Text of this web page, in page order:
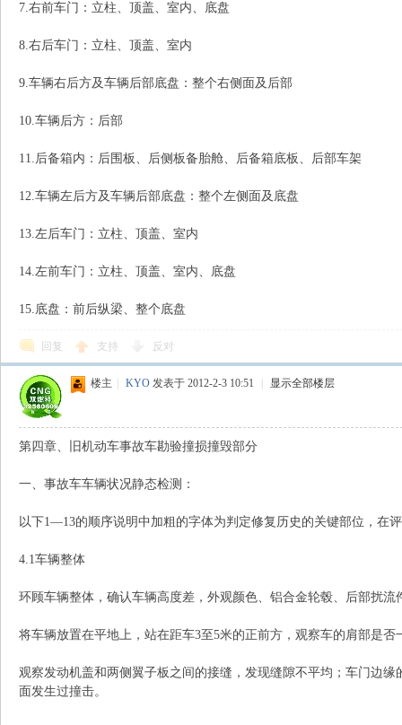
7.右前车门：立柱、顶盖、室内、底盘
8.右后车门：立柱、顶盖、室内
9.车辆右后方及车辆后部底盘：整个右侧面及后部
10.车辆后方：后部
11.后备箱内：后围板、后侧板备胎舱、后备箱底板、后部车架
12.车辆左后方及车辆后部底盘：整个左侧面及底盘
13.左后车门：立柱、顶盖、室内
14.左前车门：立柱、顶盖、室内、底盘
15.底盘：前后纵梁、整个底盘
回复 支持 反对
楼主 KYO 发表于 2012-2-3 10:51 显示全部楼层
第四章、旧机动车事故车勘验撞损撞毁部分
一、事故车车辆状况静态检测：
以下1—13的顺序说明中加粗的字体为判定修复历史的关键部位，在
4.1车辆整体
环顾车辆整体，确认车辆高度差，外观颜色、铝合金轮毂、后部扰流
将车辆放置在平地上，站在距车3至5米的正前方，观察车的肩部是
观察发动机盖和两侧翼子板之间的接缝，发现缝隙不平均；车门边
面发生过撞击。